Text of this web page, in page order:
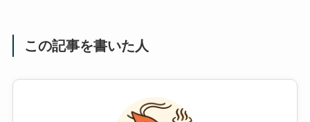
この記事を書いた人